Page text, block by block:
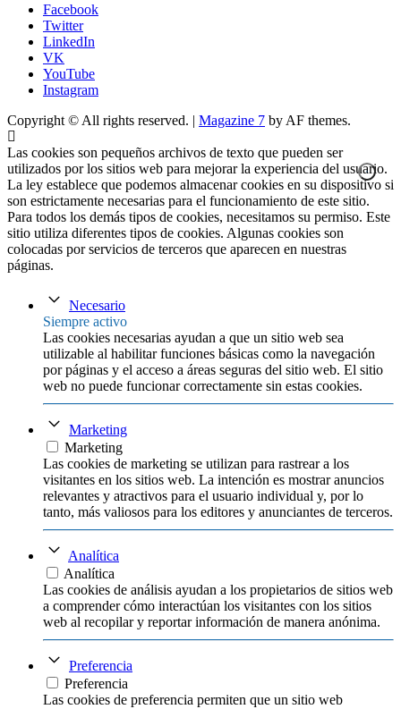
Facebook
Twitter
LinkedIn
VK
YouTube
Instagram
Copyright © All rights reserved. | Magazine 7 by AF themes.
Las cookies son pequeños archivos de texto que pueden ser
utilizados por los sitios web para mejorar la experiencia del usuario.
La ley establece que podemos almacenar cookies en su dispositivo si
son estrictamente necesarias para el funcionamiento de este sitio.
Para todos los demás tipos de cookies, necesitamos su permiso. Este
sitio utiliza diferentes tipos de cookies. Algunas cookies son
colocadas por servicios de terceros que aparecen en nuestras
páginas.
Necesario
Siempre activo
Las cookies necesarias ayudan a que un sitio web sea
utilizable al habilitar funciones básicas como la navegación
por páginas y el acceso a áreas seguras del sitio web. El sitio
web no puede funcionar correctamente sin estas cookies.
Marketing
Marketing
Las cookies de marketing se utilizan para rastrear a los
visitantes en los sitios web. La intención es mostrar anuncios
relevantes y atractivos para el usuario individual y, por lo
tanto, más valiosos para los editores y anunciantes de terceros.
Analítica
Analítica
Las cookies de análisis ayudan a los propietarios de sitios web
a comprender cómo interactúan los visitantes con los sitios
web al recopilar y reportar información de manera anónima.
Preferencia
Preferencia
Las cookies de preferencia permiten que un sitio web